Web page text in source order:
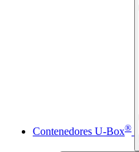
Contenedores U-Box®